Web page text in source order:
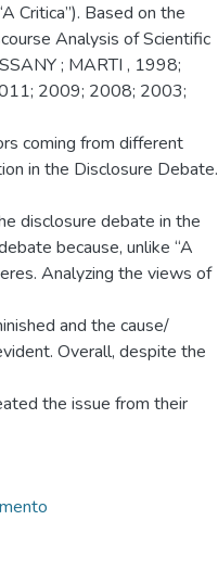
Critica”). Based on the
Analysis of Scientific
; MARTI , 1998;
2009; 2008; 2003;
coming from different
in the Disclosure Debate.
disclosure debate in the
because, unlike “A
Analyzing the views of
and the cause/
Overall, despite the
the issue from their